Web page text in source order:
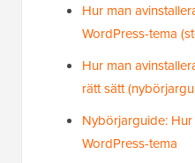
Hur man
WordPress-tema
Hur man
rätt sätt
Nybörjarguide:
WordPress-tema